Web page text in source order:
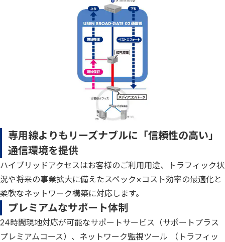
専用線よりもリーズナブルに「信頼性の高い」
通信環境を提供
ハイブリッドアクセスはお客様のご利用用途、トラフィック状
況や将来の事業拡大に備えたスペック×コスト効率の最適化と
柔軟なネットワーク構築に対応します。
プレミアムなサポート体制
24時間現地対応が可能なサポートサービス（サポートプラス
プレミアムコース）、ネットワーク監視ツール （トラフィッ